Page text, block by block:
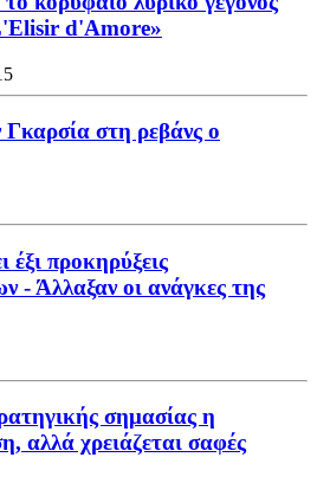
d'Amore»
στη ρεβάνς ο
προκηρύξεις
- Άλλαξαν οι ανάγκες της
σημασίας η
αλλά χρειάζεται σαφές